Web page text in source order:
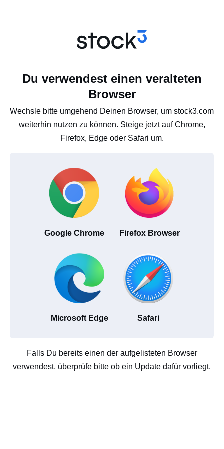
Du verwendest einen veralteten
Browser
Wechsle bitte umgehend Deinen Browser, um stock3.com
weiterhin nutzen zu können. Steige jetzt auf Chrome,
Firefox, Edge oder Safari um.
Google Chrome Firefox Browser
Microsoft Edge Safari
Falls Du bereits einen der aufgelisteten Browser
verwendest, überprüfe bitte ob ein Update dafür vorliegt.